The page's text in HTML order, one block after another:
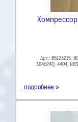
Арт.: 85123215,
304624Q, 4494,
подробнее